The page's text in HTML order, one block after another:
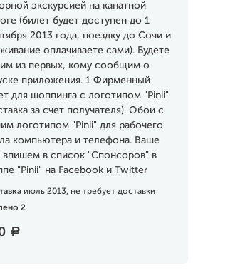
экскурсией на канатной
(билет будет доступен до 1
2013 года, поездку до Сочи и
оплачиваете сами). Будете
из первых, кому сообщим о
приложения. 1 Фирменный
для шоппинга с логотипом "Pinii"
за счет получателя). Обои с
логотипом "Pinii" для рабочего
компьютера и телефона. Ваше
впишем в список "Спонсоров" в
"Pinii" на Facebook и Twitter
июль 2013, не требует доставки
2
a